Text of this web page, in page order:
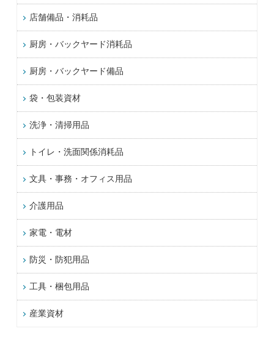
店舗備品・消耗品
厨房・バックヤード消耗品
厨房・バックヤード備品
袋・包装資材
洗浄・清掃用品
トイレ・洗面関係消耗品
文具・事務・オフィス用品
介護用品
家電・電材
防災・防犯用品
工具・梱包用品
産業資材